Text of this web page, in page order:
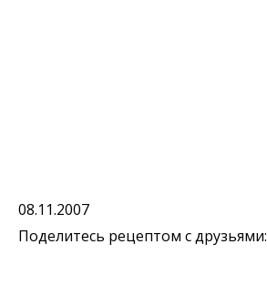
08.11.2007
Поделитесь рецептом с друзьями: